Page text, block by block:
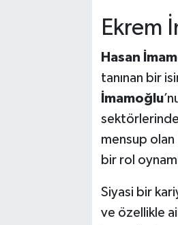
Ekrem
Hasan
tanınan bir
İmamoğlu
sektörlerinde
mensup
bir rol
Siyasi bir
ve özellikle